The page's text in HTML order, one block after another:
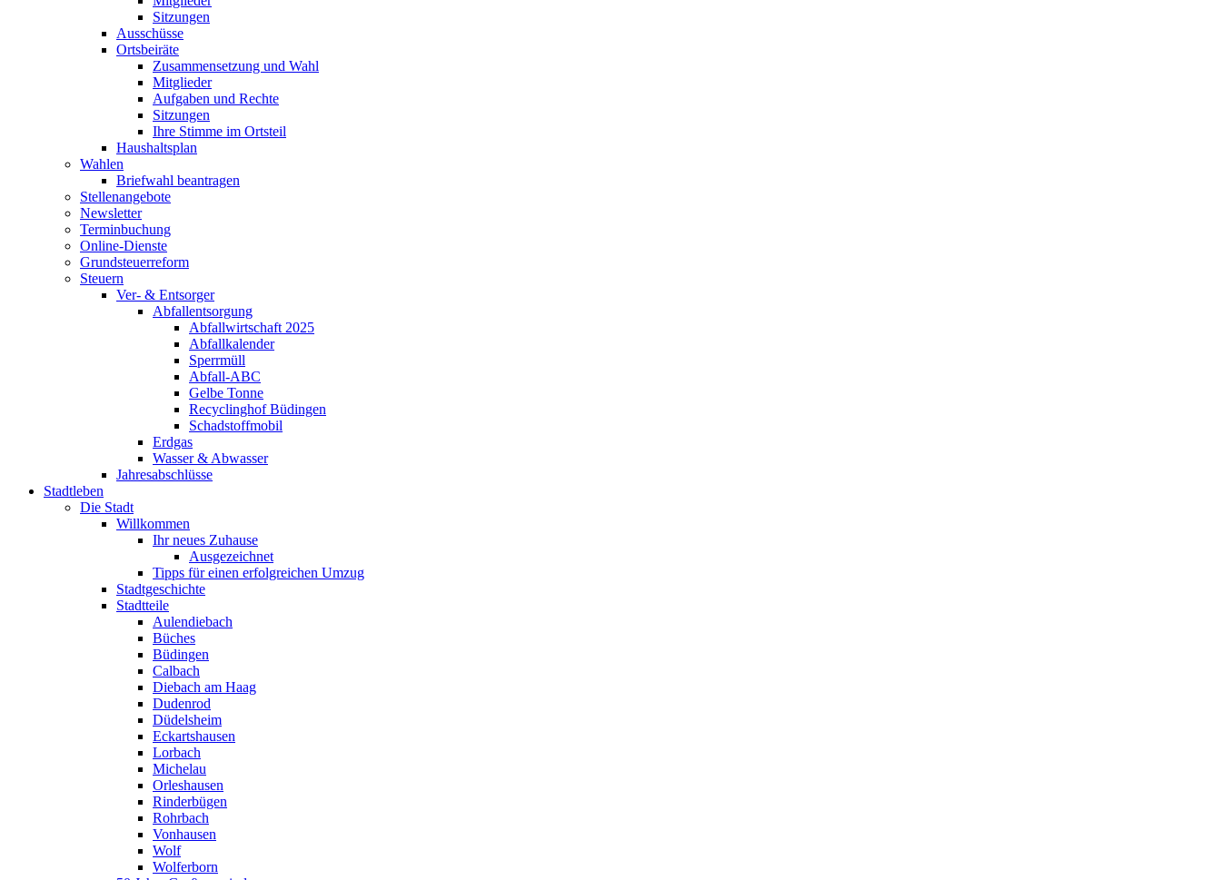
Sitzungen
Ausschüsse
Ortsbeiräte
Zusammensetzung und Wahl
Mitglieder
Aufgaben und Rechte
Sitzungen
Ihre Stimme im Ortsteil
Haushaltsplan
Wahlen
Briefwahl beantragen
Stellenangebote
Newsletter
Terminbuchung
Online-Dienste
Grundsteuerreform
Steuern
Ver- & Entsorger
Abfallentsorgung
Abfallwirtschaft 2025
Abfallkalender
Sperrmüll
Abfall-ABC
Gelbe Tonne
Recyclinghof Büdingen
Schadstoffmobil
Erdgas
Wasser & Abwasser
Jahresabschlüsse
Stadtleben
Die Stadt
Willkommen
Ihr neues Zuhause
Ausgezeichnet
Tipps für einen erfolgreichen Umzug
Stadtgeschichte
Stadtteile
Aulendiebach
Büches
Büdingen
Calbach
Diebach am Haag
Dudenrod
Düdelsheim
Eckartshausen
Lorbach
Michelau
Orleshausen
Rinderbügen
Rohrbach
Vonhausen
Wolf
Wolferborn